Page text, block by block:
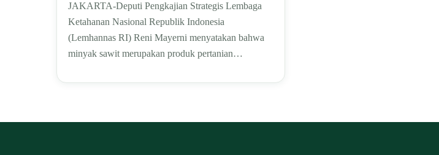
JAKARTA-Deputi Pengkajian Strategis Lembaga
Ketahanan Nasional Republik Indonesia
(Lemhannas RI) Reni Mayerni menyatakan bahwa
minyak sawit merupakan produk pertanian…